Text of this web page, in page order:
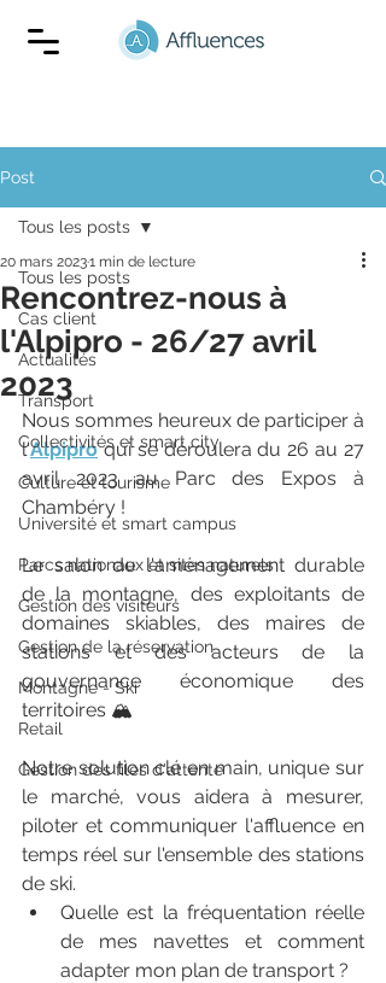
Post
Tous les posts
Cas client
Actualités
Transport
Collectivités et smart city
Culture et tourisme
Université et smart campus
Parcs nationaux et sites naturels
Gestion des visiteurs
Gestion de la réservation
Montagne - Ski
Retail
Gestion des files d'attente
Tous les posts
Rencontrez-nous à
l'Alpipro - 26/27 avril
2023
20 mars 20231 min de lecture
Nous sommes heureux de participer à
l'Alpipro qui se déroulera du 26 au 27
avril 2023 au Parc des Expos à
Chambéry !
Le salon de l'aménagement durable
de la montagne, des exploitants de
domaines skiables, des maires de
stations et des acteurs de la
gouvernance économique des
territoires 🏔️
Notre solution clé en main, unique sur
le marché, vous aidera à mesurer,
piloter et communiquer l'affluence en
temps réel sur l'ensemble des stations
de ski.
Quelle est la fréquentation réelle
de mes navettes et comment
adapter mon plan de transport ?